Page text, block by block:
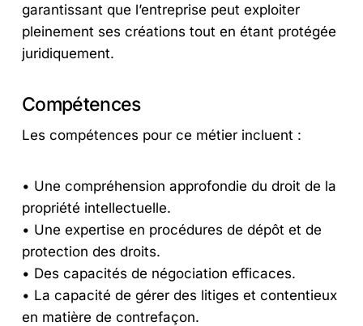
garantissant que l’entreprise peut exploiter
pleinement ses créations tout en étant protégée
juridiquement.
Compétences
Les compétences pour ce métier incluent :
• Une compréhension approfondie du droit de la
propriété intellectuelle.
• Une expertise en procédures de dépôt et de
protection des droits.
• Des capacités de négociation efficaces.
• La capacité de gérer des litiges et contentieux
en matière de contrefaçon.